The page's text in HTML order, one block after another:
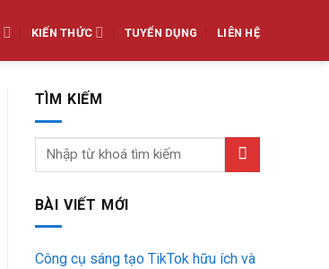
KIẾN THỨC TUYỂN DỤNG LIÊN HỆ
TÌM KIẾM
BÀI VIẾT MỚI
Công cụ sáng tạo TikTok hữu ích và